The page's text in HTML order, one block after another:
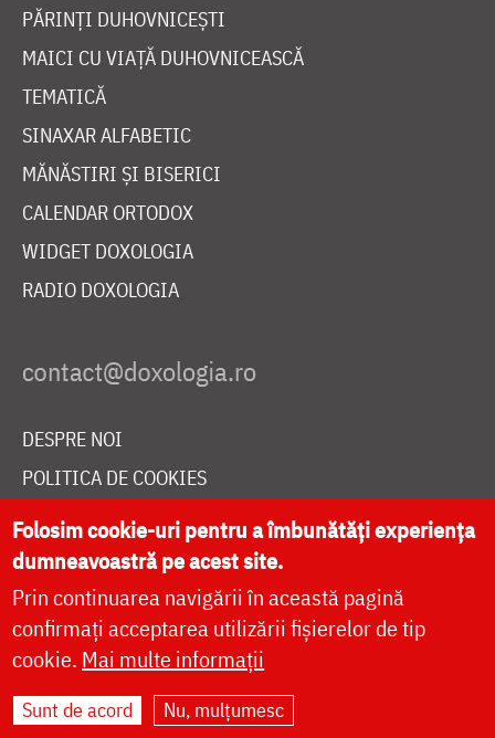
PĂRINȚI DUHOVNICEȘTI
MAICI CU VIAȚĂ DUHOVNICEASCĂ
TEMATICĂ
SINAXAR ALFABETIC
MĂNĂSTIRI ȘI BISERICI
CALENDAR ORTODOX
WIDGET DOXOLOGIA
RADIO DOXOLOGIA
DESPRE NOI
POLITICA DE COOKIES
DONEAZĂ ONLINE PENTRU CATEDRALA NAȚIONALĂ
LIVE
Site dezvoltat deDOXOLOGIA MEDIA
Folosim cookie-uri pentru a îmbunătăți experiența
dumneavoastră pe acest site.
Prin continuarea navigării în această pagină
confirmați acceptarea utilizării fișierelor de tip
cookie. Mai multe informații
Sunt de acord Nu, mulțumesc